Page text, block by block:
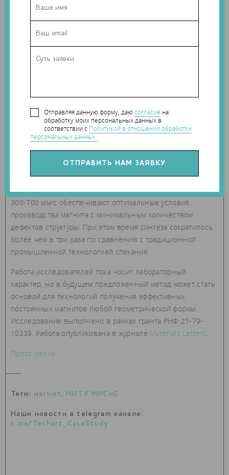
Отправляя данную форму, даюсогласие на
обработку моих персональных данных в
соответствии с Политикой в отношении обработки
персональных данных.
научные коллективы, которые умеют печатать магниты,
можно пересчитать по пальцам. Мы успешно движемся
вперед, к разработке новых импортозамещающих
технологий 3D-печати практически любого
металломатричного мультиматериала, который можно
лаборатории «Катализ углеводородов» НИТУ «МИСИС»
Александр Громов.
Основой для изготовления магнитов послужил порошок с
частицами сферической формы на основе неодима,
железа и бора с незначительным содержанием
празеодима, кобальта, титана и циркония. Было
установлено, что, при печати на стальной подложке,
мощность лазера 150-200 Ватт и скорость сканирования
300-700 мм/с обеспечивают оптимальные условия
производства магнита с минимальным количеством
дефектов структуры. При этом время синтеза сократилось
более чем в три раза по сравнению с традиционной
промышленной технологией спекания.
Работа исследователей пока носит лабораторный
характер, но в будущем предложенный метод может стать
основой для технологий получения эффективных
постоянных магнитов любой геометрической формы.
Исследование выполнено в рамках гранта РНФ 21-79-
10239. Работа опубликована в журнале Materials Letters.
Пресс-релиз
Теги: магнит, НИТУ МИСиС
Наши новости в telegram канале:
t.me/Techart_CaseStudy